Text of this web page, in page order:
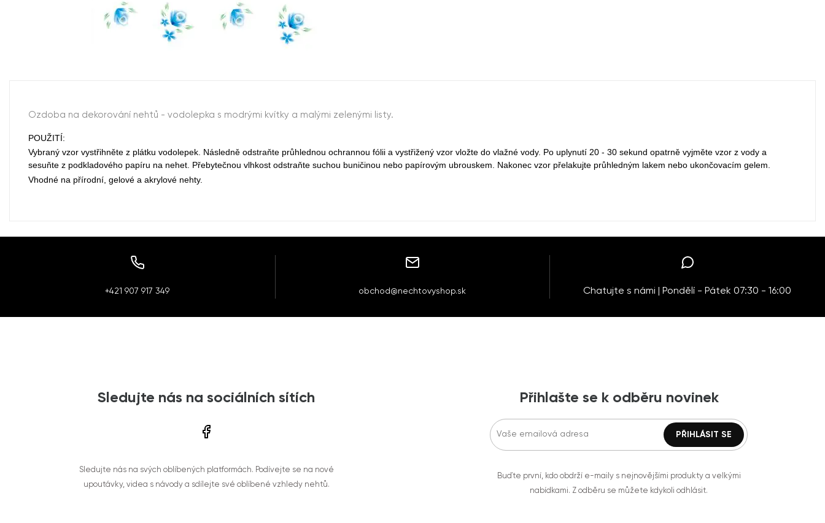
Ozdoba na dekorování nehtů - vodolepka s modrými kvítky a malými zelenými listy.
POUŽITÍ:
Vybraný vzor vystřihněte z plátku vodolepek. Následně odstraňte průhlednou ochrannou fólii a vystřižený vzor vložte do vlažné vody. Po uplynutí 20 - 30 sekund opatrně vyjměte vzor z vody a
sesuňte z podkladového papíru na nehet. Přebytečnou vlhkost odstraňte suchou buničinou nebo papírovým ubrouskem. Nakonec vzor přelakujte průhledným lakem nebo ukončovacím gelem.
Vhodné na přírodní, gelové a akrylové nehty.
+421 907 917 349 obchod@nechtovyshop.sk Chatujte s námi | Pondělí - Pátek 07:30 - 16:00
Sledujte nás na sociálních sítích
Sledujte nás na svých oblíbených platformách. Podívejte se na nové
upoutávky, videa s návody a sdílejte své oblíbené vzhledy nehtů.
Přihlašte se k odběru novinek
Buďte první, kdo obdrží e-maily s nejnovějšími produkty a velkými
nabídkami. Z odběru se můžete kdykoli odhlásit.